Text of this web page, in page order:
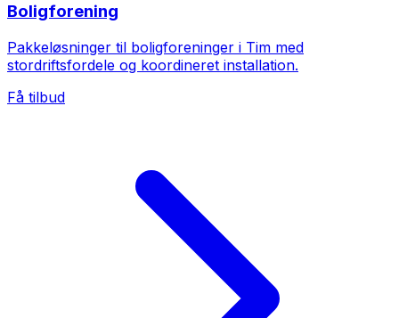
Boligforening
Pakkeløsninger til boligforeninger i Tim med
stordriftsfordele og koordineret installation.
Få tilbud